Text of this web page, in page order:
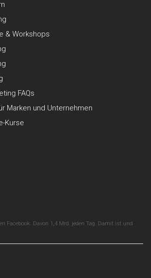
& Workshops
FAQs
Marken und Unternehmen
Kurse
Facebook. Davon 1,4 Mrd. jeden Tag. Damit ist und